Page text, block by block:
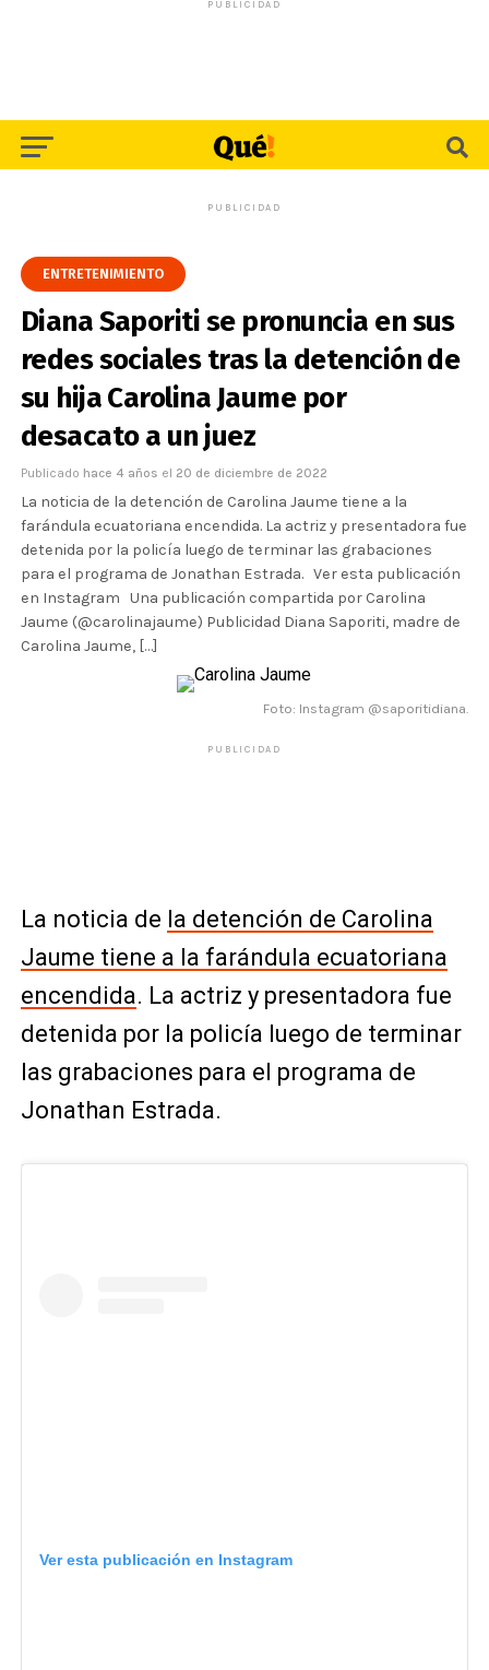
PUBLICIDAD
PUBLICIDAD
ENTRETENIMIENTO
Diana Saporiti se pronuncia en sus
redes sociales tras la detención de
su hija Carolina Jaume por
desacato a un juez
Publicado hace 4 años el 20 de diciembre de 2022
La noticia de la detención de Carolina Jaume tiene a la
farándula ecuatoriana encendida. La actriz y presentadora fue
detenida por la policía luego de terminar las grabaciones
para el programa de Jonathan Estrada. Ver esta publicación
en Instagram Una publicación compartida por Carolina
Jaume (@carolinajaume) Publicidad Diana Saporiti, madre de
Carolina Jaume, […]
Foto: Instagram @saporitidiana.
PUBLICIDAD
La noticia de la detención de Carolina
Jaume tiene a la farándula ecuatoriana
encendida. La actriz y presentadora fue
detenida por la policía luego de terminar
las grabaciones para el programa de
Jonathan Estrada.
Ver esta publicación en Instagram